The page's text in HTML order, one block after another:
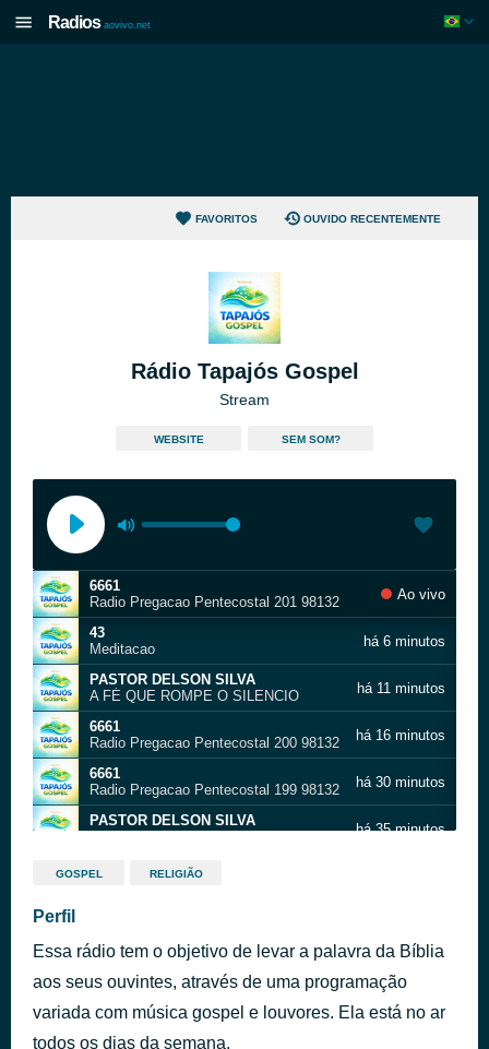
Radios aovivo.net
FAVORITOS OUVIDO RECENTEMENTE
Rádio Tapajós Gospel
Stream
WEBSITE SEM SOM?
6661
Radio Pregacao Pentecostal 201 98132
Ao vivo
43
Meditacao
há 6 minutos
PASTOR DELSON SILVA
A FÉ QUE ROMPE O SILENCIO
há 11 minutos
6661
Radio Pregacao Pentecostal 200 98132
há 16 minutos
6661
Radio Pregacao Pentecostal 199 98132
há 30 minutos
PASTOR DELSON SILVA
há 35 minutos
6661
21
Mensagem
PASTOR DELSON SILVA
SOMOS COOPERADORES DE DEUS
há 1 hora
GOSPEL RELIGIÃO
Perfil
Essa rádio tem o objetivo de levar a palavra da Bíblia
aos seus ouvintes, através de uma programação
variada com música gospel e louvores. Ela está no ar
todos os dias da semana.